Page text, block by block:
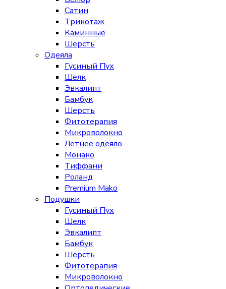
Сатин
Трикотаж
Каминные
Шерсть
Одеяла
Гусиный Пух
Шелк
Эвкалипт
Бамбук
Шерсть
Фитотерапия
Микроволокно
Летнее одеяло
Монако
Тиффани
Роланд
Premium Mako
Подушки
Гусиный Пух
Шелк
Эвкалипт
Бамбук
Шерсть
Фитотерапия
Микроволокно